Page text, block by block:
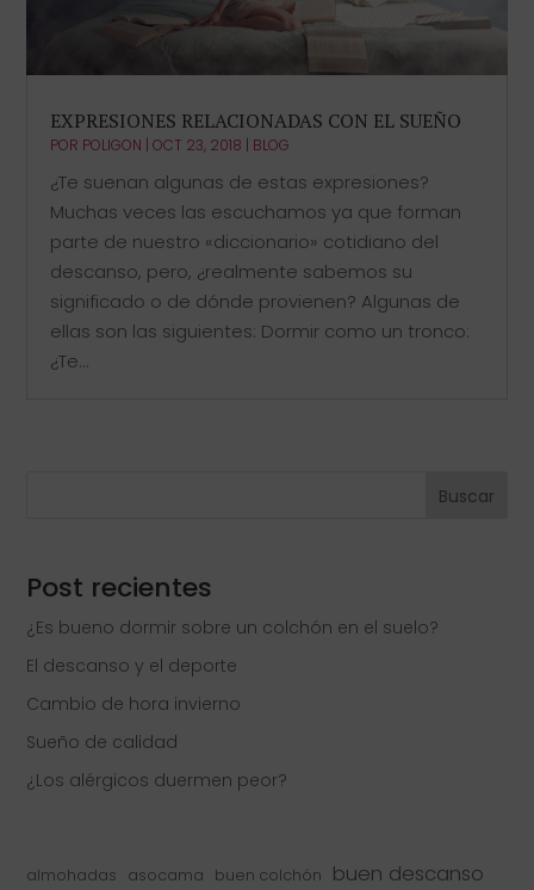
EXPRESIONES RELACIONADAS CON EL SUEÑO
POR POLIGON |OCT 23, 2018 | BLOG
¿Te suenan algunas de estas expresiones?
Muchas veces las escuchamos ya que forman
parte de nuestro «diccionario» cotidiano del
descanso, pero, ¿realmente sabemos su
significado o de dónde provienen? Algunas de
ellas son las siguientes: Dormir como un tronco:
¿Te...
Buscar
Post recientes
¿Es bueno dormir sobre un colchón en el suelo?
El descanso y el deporte
Cambio de hora invierno
Sueño de calidad
¿Los alérgicos duermen peor?
almohadas asocama buen colchón buen descanso